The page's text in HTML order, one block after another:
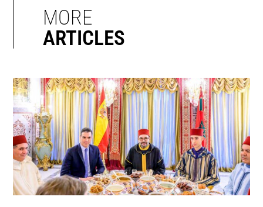
MORE
ARTICLES